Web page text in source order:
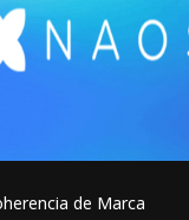
de Marca